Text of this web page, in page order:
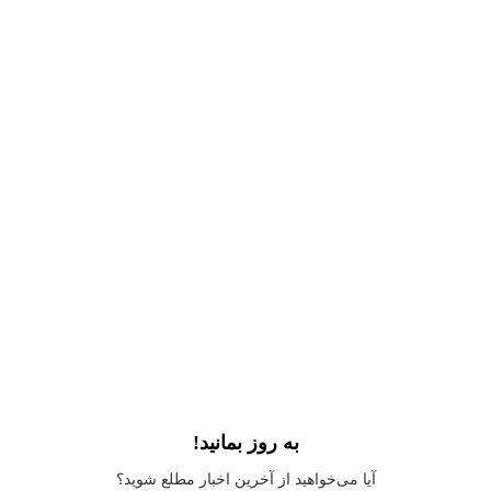
Application error: a client
-side exception has occurred while loading
به روز بمانید!
آیا می‌خواهید از آخرین اخبار مطلع شوید؟